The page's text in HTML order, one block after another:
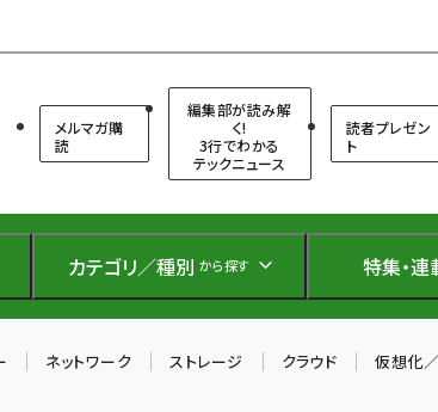
メルマガ購
読
編集部が読み解
く!
3行でわかる
テックニュース
読者プレゼン
ト
カテゴリ／種別 から探す 特集・連
ネットワーク ストレージ クラウド 仮想化